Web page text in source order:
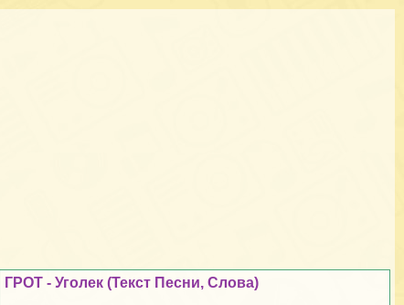
ГРОТ - Уголек (Текст Песни, Слова)